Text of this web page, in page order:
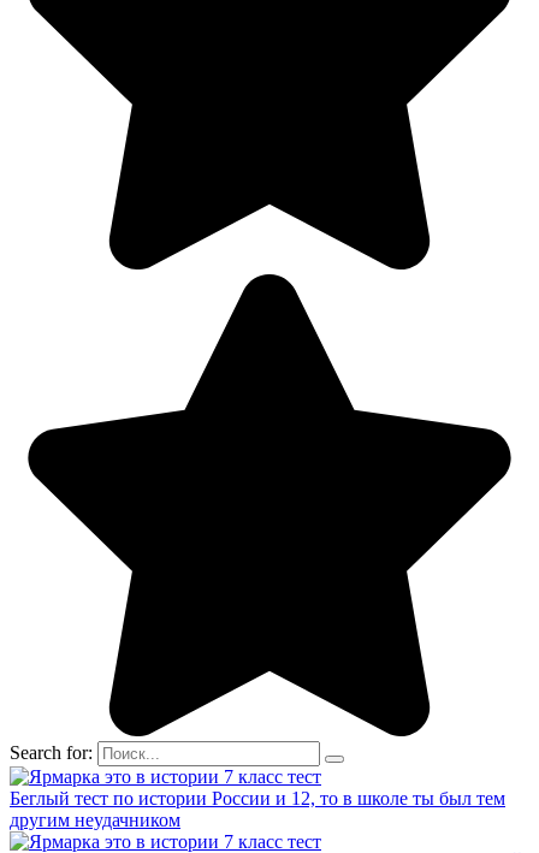
Search for:
Беглый тест по истории России и 12, то в школе ты был тем
другим неудачником